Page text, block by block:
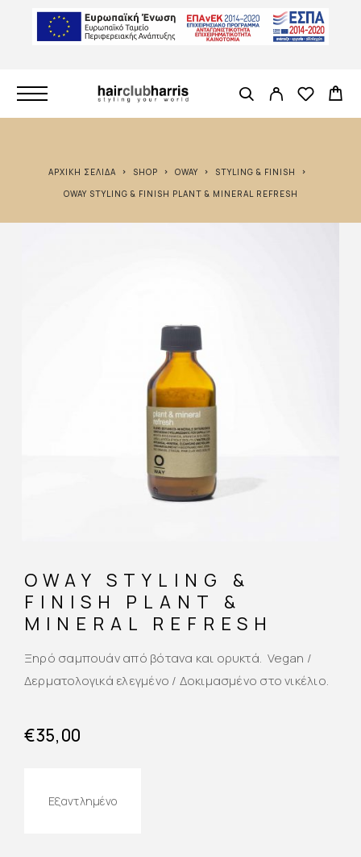
ΑΡΧΙΚΉ ΣΕΛΊΔΑ SHOP OWAY
STYLING & FINISH
OWAY STYLING & FINISH PLANT & MINERAL REFRESH
OWAY STYLING &
FINISH PLANT &
MINERAL REFRESH
Ξηρό σαμπουάν από βότανα και ορυκτά. Vegan /
Δερματολογικά ελεγμένο / Δοκιμασμένο στο νικέλιο.
€35,00
Εξαντλημένο